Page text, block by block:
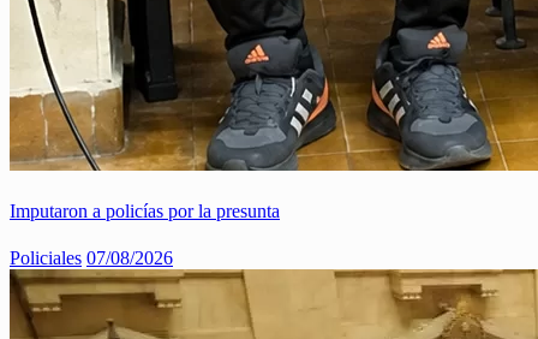
Imputaron a policías por la presunta
Policiales 07/08/2026